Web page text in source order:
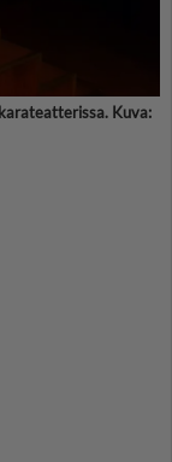
Kuva: